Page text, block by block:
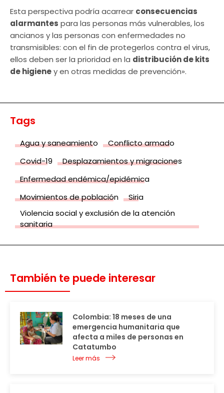
Esta perspectiva podría acarrear consecuencias
alarmantes para las personas más vulnerables, los
ancianos y las personas con enfermedades no
transmisibles: con el fin de protegerlos contra el virus,
ellos deben ser la prioridad en la distribución de kits
de higieney en otras medidas de prevención».
Tags
Agua y saneamiento
Conflicto armado
Covid-19
Desplazamientos y migraciones
Enfermedad endémica/epidémica
Movimientos de población
Siria
Violencia social y exclusión de la atención
sanitaria
También te puede interesar
Colombia: 18 meses de una
emergencia humanitaria que
afecta a miles de personas en
Catatumbo
Leer más